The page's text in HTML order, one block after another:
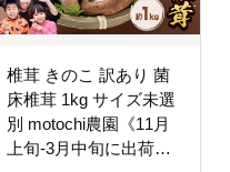
椎茸 きのこ 訳あり 菌
床椎茸 1kg サイズ未選
別 motochi農園《11月
上旬-3月中旬に出荷予